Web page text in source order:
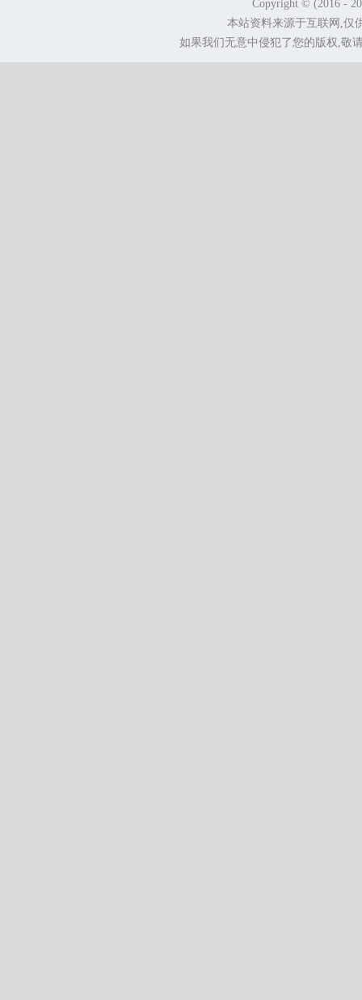
Copyright © (2016 -
本站资料来源于互联网,仅
如果我们无意中侵犯了您的版权,敬